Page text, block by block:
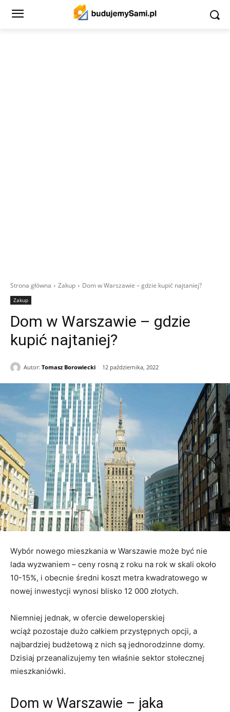
Strona główna Zakup Dom w Warszawie – gdzie kupić najtaniej?
Zakup
Dom w Warszawie – gdzie
kupić najtaniej?
Autor: Tomasz Borowiecki 12 października, 2022
Wybór nowego mieszkania w Warszawie może być nie
lada wyzwaniem – ceny rosną z roku na rok w skali około
10-15%, i obecnie średni koszt metra kwadratowego w
nowej inwestycji wynosi blisko 12 000 złotych.
Niemniej jednak, w ofercie deweloperskiej
wciąż pozostaje dużo całkiem przystępnych opcji, a
najbardziej budżetową z nich są jednorodzinne domy.
Dzisiaj przeanalizujemy ten właśnie sektor stołecznej
mieszkaniówki.
Dom w Warszawie – jaka